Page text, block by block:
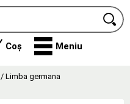
Coș Meniu
/ Limba germana